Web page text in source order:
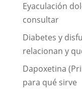
Eyaculación
consultar
Diabetes y
relacionan y
Dapoxetina
para qué sirve